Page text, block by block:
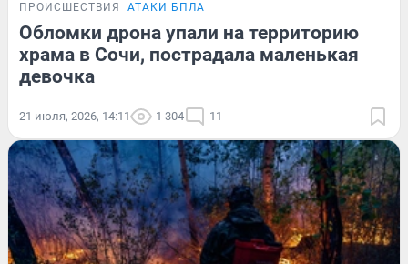
ПРОИСШЕСТВИЯ АТАКИ БПЛА
Обломки дрона упали на территорию
храма в Сочи, пострадала маленькая
девочка
21 июля, 2026, 14:11 1 304 11